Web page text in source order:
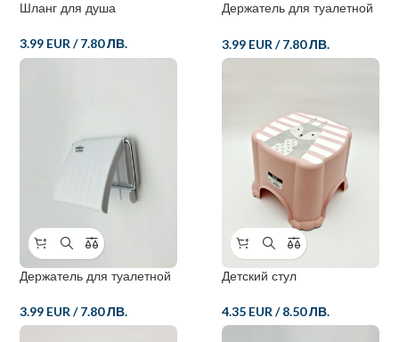
Шланг для душа
3.99 EUR/7.80 ЛВ.
Держатель для туалетной
3.99 EUR /7.80 ЛВ.
Держатель для туалетной
3.99 EUR /7.80 ЛВ.
Детский стул
4.35 EUR /8.50 ЛВ.